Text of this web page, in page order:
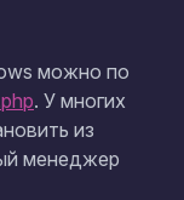
можно по
. У многих
из
менеджер